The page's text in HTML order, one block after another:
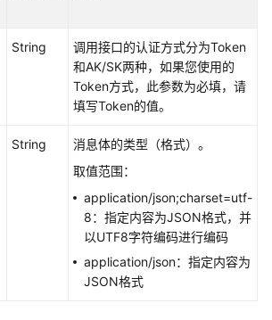
String
调用接口的认证方式分为Token
和AK/SK两种，如果您使用的
Token方式，此参数为必填，请
填写Token的值。
String
消息体的类型（格式）。
取值范围：
application/json;charset=utf-
8：指定内容为JSON格式，并
以UTF8字符编码进行编码
application/json：指定内容为
JSON格式